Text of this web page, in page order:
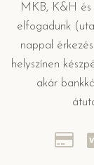
MKB, K&H és
elfogadunk
nappal
helyszínen
akár